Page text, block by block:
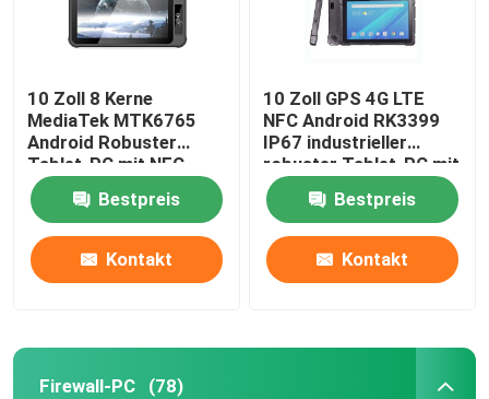
10 Zoll 8 Kerne
MediaTek MTK6765
Android Robuster
Tablet-PC mit NFC
Fingerabdruckscanner
Bestpreis
Kontakt
10 Zoll GPS 4G LTE
NFC Android RK3399
IP67 industrieller
robuster Tablet-PC mit
RS232 COM
Bestpreis
Kontakt
Firewall-PC (78)